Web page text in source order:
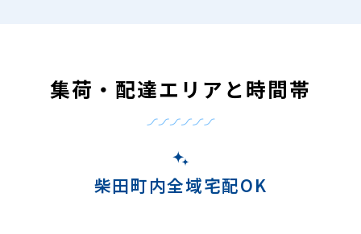
集荷・配達エリアと時間帯
柴田町内全域宅配OK